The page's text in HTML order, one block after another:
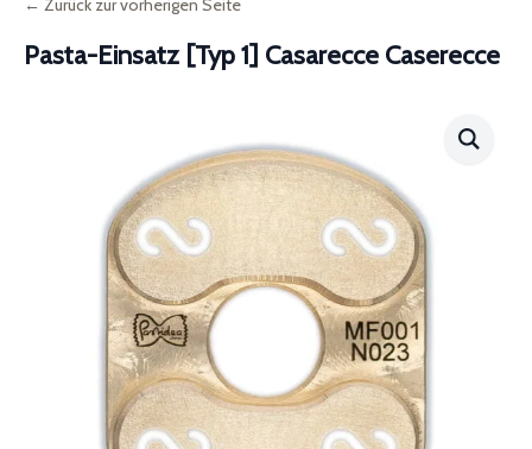
← Zurück zur vorherigen Seite
Pasta-Einsatz [Typ 1] Casarecce Caserecce